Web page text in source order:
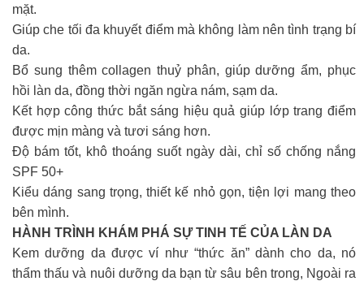
mặt.
Giúp che tối đa khuyết điểm mà không làm nên tình trạng bí
da.
Bổ sung thêm collagen thuỷ phân, giúp dưỡng ẩm, phục
hồi làn da, đồng thời ngăn ngừa nám, sạm da.
Kết hợp công thức bắt sáng hiệu quả giúp lớp trang điểm
được mịn màng và tươi sáng hơn.
Độ bám tốt, khô thoáng suốt ngày dài, chỉ số chống nắng
SPF 50+
Kiểu dáng sang trọng, thiết kế nhỏ gọn, tiện lợi mang theo
bên mình.
HÀNH TRÌNH KHÁM PHÁ SỰ TINH TẾ CỦA LÀN DA
Kem dưỡng da được ví như “thức ăn” dành cho da, nó
thẩm thấu và nuôi dưỡng da bạn từ sâu bên trong, Ngoài ra